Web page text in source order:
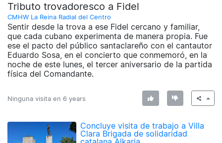
Tributo trovadoresco a Fidel
CMHW La Reina Radial del Centro
Sentir desde la trova a ese Fidel cercano y familiar,
que cada cubano experimenta de manera propia. Fue
ese el pacto del público santaclareño con el cantautor
Eduardo Sosa, en el concierto que conmemoró, en la
noche de este lunes, el tercer aniversario de la partida
física del Comandante.
Ninguna visita en 6 years
Concluye visita de trabajo a Villa
Clara Brigada de solidaridad